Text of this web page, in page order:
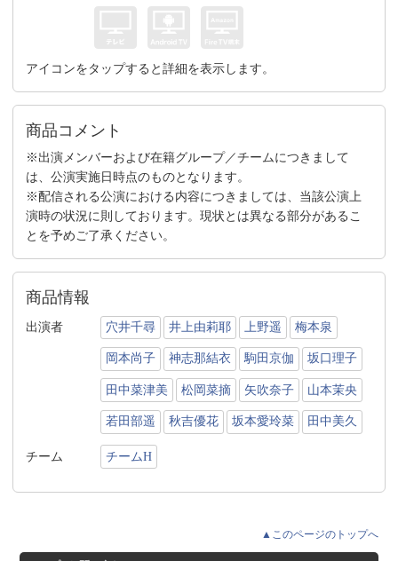
アイコンをタップすると詳細を表示します。
商品コメント
※出演メンバーおよび在籍グループ／チームにつきまして
は、公演実施日時点のものとなります。
※配信される公演における内容につきましては、当該公演上
演時の状況に則しております。現状とは異なる部分があるこ
とを予めご了承ください。
商品情報
出演者 穴井千尋 井上由莉耶 上野遥 梅本泉
岡本尚子 神志那結衣 駒田京伽 坂口理子
田中菜津美 松岡菜摘 矢吹奈子 山本茉央
若田部遥 秋吉優花 坂本愛玲菜 田中美久
チーム チームH
▲このページのトップへ